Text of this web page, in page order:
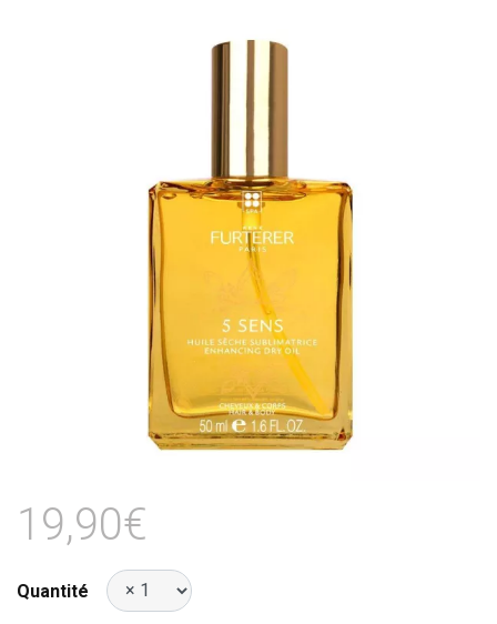
19,90€
Quantité